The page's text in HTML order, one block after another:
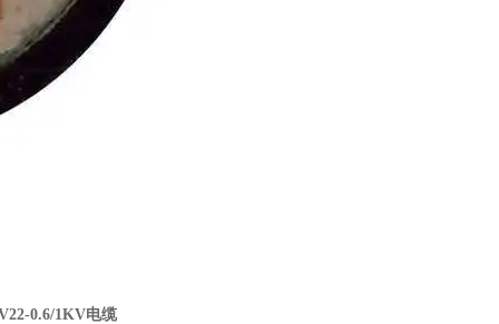
0.6/1KV电缆